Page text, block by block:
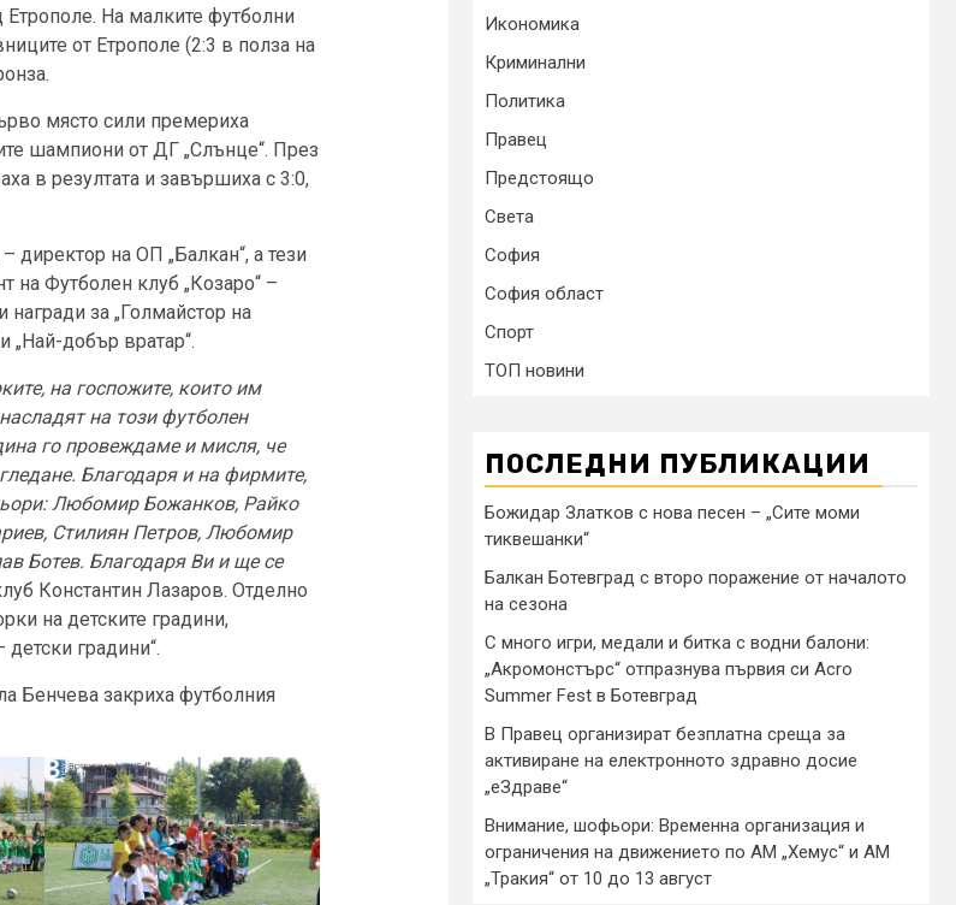
Етрополе. На малките футболни
от Етрополе (2:3 в полза на
място сили премериха
шампиони от ДГ „Слънце“. През
в резултата и завършиха с 3:0,
директор на ОП „Балкан“, а тези
на Футболен клуб „Козаро“ –
за „Голмайстор на
„Най-добър вратар“.
на госпожите, които им
на този футболен
го провеждаме и мисля, че
Благодаря и на фирмите,
Любомир Божанков, Райко
Стилиян Петров, Любомир
Ботев. Благодаря Ви и ще се
Константин Лазаров. Отделно
на детските градини,
градини“.
Бенчева закриха футболния
Икономика
Криминални
Политика
Правец
Предстоящо
Света
София
София област
Спорт
ТОП новини
ПОСЛЕДНИ ПУБЛИКАЦИИ
Божидар Златков с нова песен – „Сите моми
тиквешанки“
Балкан Ботевград с второ поражение от началото
на сезона
С много игри, медали и битка с водни балони:
„Акромонстърс“ отпразнува първия си Acro
Summer Fest в Ботевград
В Правец организират безплатна среща за
активиране на електронното здравно досие
„еЗдраве“
Внимание, шофьори: Временна организация и
ограничения на движението по АМ „Хемус“ и АМ
„Тракия“ от 10 до 13 август